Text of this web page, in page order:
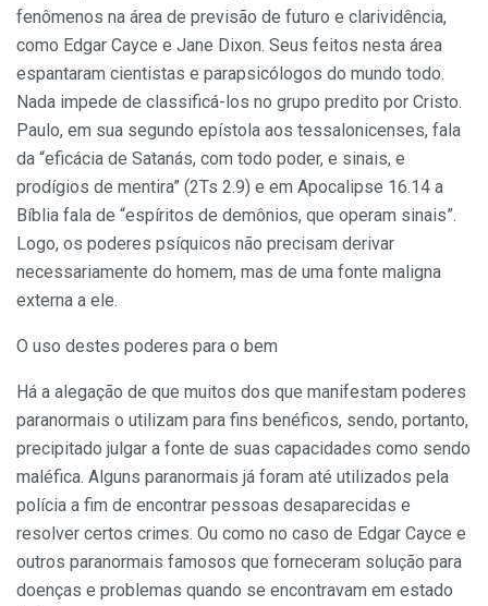
fenômenos na área de previsão de futuro e clarividência,
como Edgar Cayce e Jane Dixon. Seus feitos nesta área
espantaram cientistas e parapsicólogos do mundo todo.
Nada impede de classificá-los no grupo predito por Cristo.
Paulo, em sua segundo epístola aos tessalonicenses, fala
da “eficácia de Satanás, com todo poder, e sinais, e
prodígios de mentira” (2Ts 2.9) e em Apocalipse 16.14 a
Bíblia fala de “espíritos de demônios, que operam sinais”.
Logo, os poderes psíquicos não precisam derivar
necessariamente do homem, mas de uma fonte maligna
externa a ele.
O uso destes poderes para o bem
Há a alegação de que muitos dos que manifestam poderes
paranormais o utilizam para fins benéficos, sendo, portanto,
precipitado julgar a fonte de suas capacidades como sendo
maléfica. Alguns paranormais já foram até utilizados pela
polícia a fim de encontrar pessoas desaparecidas e
resolver certos crimes. Ou como no caso de Edgar Cayce e
outros paranormais famosos que forneceram solução para
doenças e problemas quando se encontravam em estado